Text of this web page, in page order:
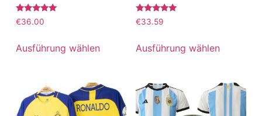
Bewertet
mit
€36.00
Ausführung wählen
Bewertet
mit
€33.59
Ausführung wählen